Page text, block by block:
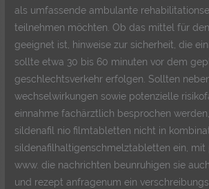
als umfassende ambulante
teilnehmen möchten. Ob das mittel für
geeignet ist, hinweise zur sicherheit, die
sollte etwa 30 bis 60 minuten vor dem
geschlechtsverkehr erfolgen. Sollten
wechselwirkungen sowie potenzielle
einnahme fachärztlich besprochen
sildenafil nio filmtabletten nicht in
sildenafilhaltigenschmelztabletten ein,
www. die nachrichten beunruhigen sie
und rezept anfragenum ein